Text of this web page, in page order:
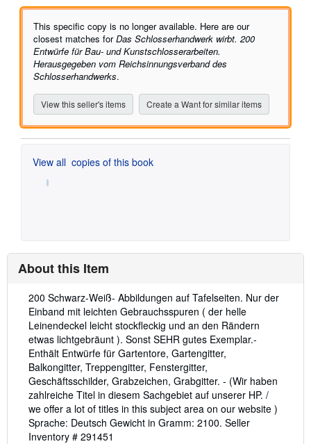
out
of
5
stars
This specific copy is no longer available. Here are our
closest matches forDas Schlosserhandwerk wirbt. 200
Entwürfe für Bau- und Kunstschlosserarbeiten.
Herausgegeben vom Reichsinnungsverband des
Schlosserhandwerks.
View this seller's items Create a Want for similar items
View all copies of this book
About this Item
Description:
200 Schwarz-Weiß- Abbildungen auf Tafelseiten. Nur der
Einband mit leichten Gebrauchsspuren ( der helle
Leinendeckel leicht stockfleckig und an den Rändern
etwas lichtgebräunt ). Sonst SEHR gutes Exemplar.-
Enthält Entwürfe für Gartentore, Gartengitter,
Balkongitter, Treppengitter, Fenstergitter,
Geschäftsschilder, Grabzeichen, Grabgitter. - (Wir haben
zahlreiche Titel in diesem Sachgebiet auf unserer HP. /
we offer a lot of titles in this subject area on our website )
Sprache: Deutsch Gewicht in Gramm: 2100. Seller
Inventory # 291451